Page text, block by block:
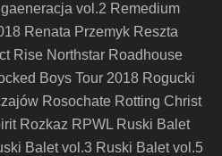
vol.2 Remedium
Renata Przemyk Reszta
Rise Northstar Roadhouse
Boys Tour 2018 Rogucki
Rosochate Rotting Christ
Rozkaz RPWL Ruski Balet
Balet vol.3 Ruski Balet vol.5